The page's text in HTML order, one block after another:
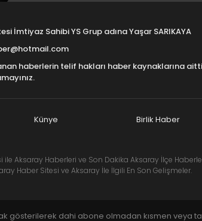
Aramalarında Öne Çıkın
8:23 Aksaray Esnaf Rehberi Hizmete
11:30
Birlikhaber.com Yayın Hayatına
İmtiyaz Sahibi YS Grup adına Yaşar SARIKAYA
haberlerin telif hakları haber kaynaklarına
Künye
Birlik Haber
ile Aksaray Haberleri ve Son Dakika Aksaray İlçe
Haber Sitesi ve Aksaray İle İlgili En Son Gelişmeler.
gösterilerek dahi abone olmadan kısmen veya